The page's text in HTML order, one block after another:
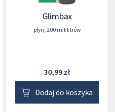
Glimbax
płyn, 200 mililitrów
30,99 zł
Dodaj do koszyka